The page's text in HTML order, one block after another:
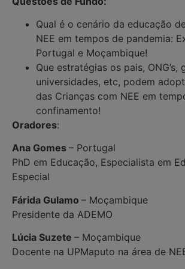
Qual é o cenário da educação
NEE em tempos de pandemia:
Portugal e Moçambique!
Que estratégias os pais, ONG’s,
universidades, etc, podem
das Crianças com NEE em
confinamento!
Oradores:
Ana Gomes – Portugal
PhD em Educação, Especialista em
Especial
Fárida Gulamo – Moçambique
Presidente da ADEMO
Lúcia Suzete – Moçambique
Docente na UPMaputo na área de